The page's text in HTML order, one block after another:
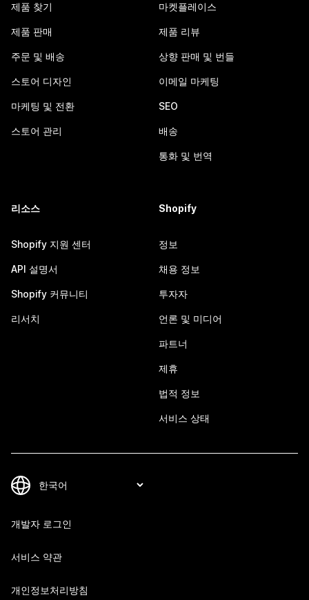
제품 찾기
제품 판매
주문 및 배송
스토어 디자인
마케팅 및 전환
스토어 관리
마켓플레이스
제품 리뷰
상향 판매 및 번들
이메일 마케팅
SEO
배송
통화 및 번역
리소스
Shopify 지원 센터
API 설명서
Shopify 커뮤니티
리서치
Shopify
정보
채용 정보
투자자
언론 및 미디어
파트너
제휴
법적 정보
서비스 상태
개발자 로그인
서비스 약관
개인정보처리방침